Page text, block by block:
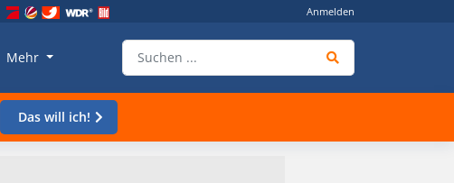
Anmelden
Mehr
Das will ich!